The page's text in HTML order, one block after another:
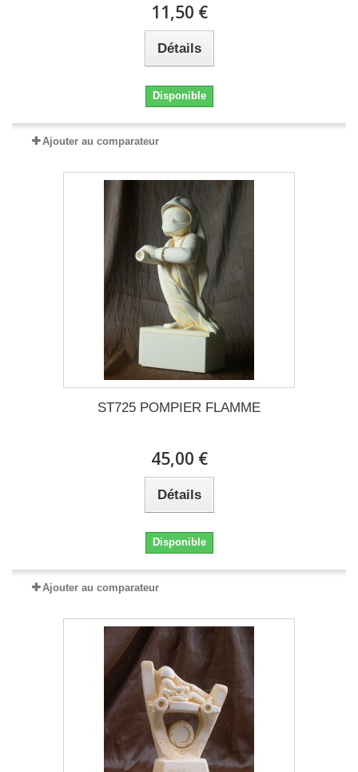
11,50 €
Détails
Disponible
Ajouter au comparateur
ST725 POMPIER FLAMME
45,00 €
Détails
Disponible
Ajouter au comparateur